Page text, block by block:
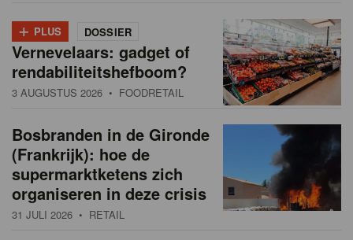
+ PLUS DOSSIER
Vernevelaars: gadget of
rendabiliteitshefboom?
3 AUGUSTUS 2026 • FOODRETAIL
Bosbranden in de Gironde
(Frankrijk): hoe de
supermarktketens zich
organiseren in deze crisis
31 JULI 2026 • RETAIL